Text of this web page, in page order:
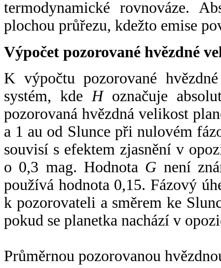
termodynamické rovnováze.
plochou průřezu, kdežto emise
Výpočet pozorované hvězdné
K výpočtu pozorované
systém, kde Hoznačuje
pozorovaná hvězdná velikost
a 1 au od Slunce při nulovém
souvisí s efektem zjasnění v
o 0,3 mag. Hodnota G není
používá hodnota 0,15. Fázový
k pozorovateli a směrem ke
pokud se planetka nachází v
Průměrnou pozorovanou